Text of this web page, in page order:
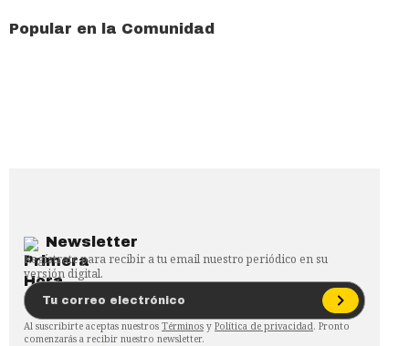
Popular en la Comunidad
Newsletter
Regístrate para recibir a tu email nuestro periódico en su
versión digital.
Al suscribirte aceptas nuestros Términos y Política de privacidad. Pronto
comenzarás a recibir nuestro newsletter.